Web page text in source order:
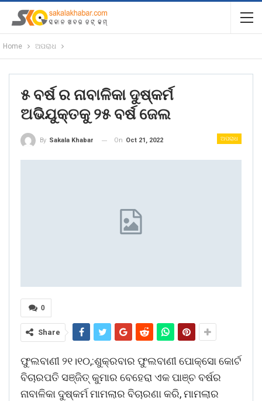
Home ଅପରାଧ
୫ ବର୍ଷ ର ନାବାଳିକା ଦୁଷ୍କର୍ମ
ଅଭିଯୁକ୍ତକୁ ୨୫ ବର୍ଷ ଜେଲ
ଅପରାଧ
By Sakala Khabar On Oct 21, 2022
0
Share
ଫୁଲବାଣୀ ୨୧।୧୦,:ଶୁକ୍ରବାର ଫୁଲବାଣୀ ପୋକ୍ସୋ କୋର୍ଟ
ବିଚାରପତି ସଞ୍ଜିତ୍ କୁମାର ବେହେରା ଏକ ପାଞ୍ଚ ବର୍ଷର
ନାବାଳିକା ଦୁଷ୍କର୍ମ ମାମଲାର ବିଚାରଣା କରି, ମାମଲାର